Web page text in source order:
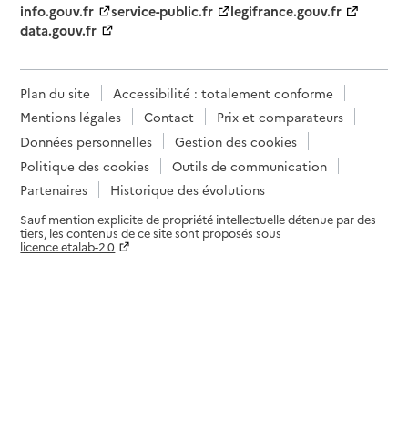
info.gouv.fr
service-public.fr
legifrance.gouv.fr
data.gouv.fr
Plan du site
Accessibilité : totalement conforme
Mentions légales
Contact
Prix et comparateurs
Données personnelles
Gestion des cookies
Politique des cookies
Outils de communication
Partenaires
Historique des évolutions
Sauf mention explicite de propriété intellectuelle détenue par des
tiers, les contenus de ce site sont proposés sous
licence etalab-2.0